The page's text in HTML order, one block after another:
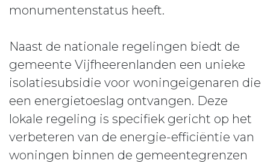
monumentenstatus heeft.
Naast de nationale regelingen biedt de
gemeente Vijfheerenlanden een unieke
isolatiesubsidie voor woningeigenaren die
een energietoeslag ontvangen. Deze
lokale regeling is specifiek gericht op het
verbeteren van de energie-efficiëntie van
woningen binnen de gemeentegrenzen